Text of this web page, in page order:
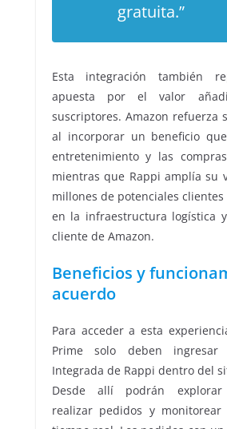
gratuita.”
Esta integración también
apuesta por el valor
suscriptores. Amazon refuerza
al incorporar un beneficio
entretenimiento y las
mientras que Rappi amplía su
millones de potenciales
en la infraestructura logística
cliente de Amazon.
Beneficios y
acuerdo
Para acceder a esta
Prime solo deben
Integrada de Rappi dentro del
Desde allí podrán explorar
realizar pedidos y